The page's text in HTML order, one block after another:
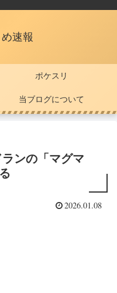
速報
ポケスリ
当ブログについて
ランの「マグマ
2026.01.08